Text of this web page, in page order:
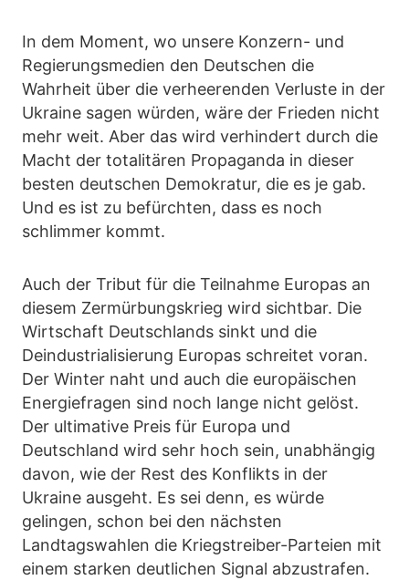
In dem Moment, wo unsere Konzern- und
Regierungsmedien den Deutschen die
Wahrheit über die verheerenden Verluste in der
Ukraine sagen würden, wäre der Frieden nicht
mehr weit. Aber das wird verhindert durch die
Macht der totalitären Propaganda in dieser
besten deutschen Demokratur, die es je gab.
Und es ist zu befürchten, dass es noch
schlimmer kommt.
Auch der Tribut für die Teilnahme Europas an
diesem Zermürbungskrieg wird sichtbar. Die
Wirtschaft Deutschlands sinkt und die
Deindustrialisierung Europas schreitet voran.
Der Winter naht und auch die europäischen
Energiefragen sind noch lange nicht gelöst.
Der ultimative Preis für Europa und
Deutschland wird sehr hoch sein, unabhängig
davon, wie der Rest des Konflikts in der
Ukraine ausgeht. Es sei denn, es würde
gelingen, schon bei den nächsten
Landtagswahlen die Kriegstreiber-Parteien mit
einem starken deutlichen Signal abzustrafen.